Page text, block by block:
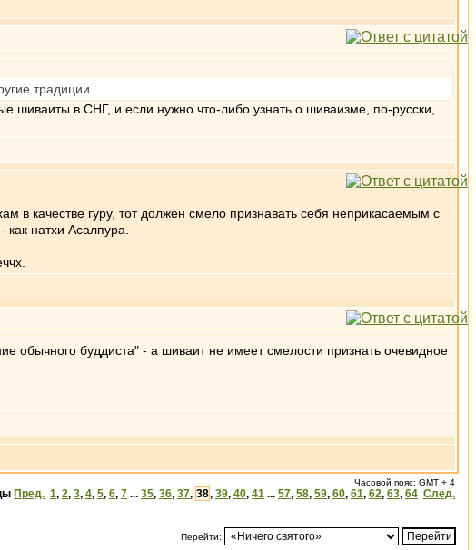
традиции.
шиваиты в СНГ, и если нужно что-либо узнать о шиваизме, по-русски,
в качестве гуру, тот должен смело признавать себя неприкасаемым с
натхи Асалпура.
обычного буддиста" - а шиваит не имеет смелости признать очевидное
Часовой пояс: GMT + 4
Пред. 1, 2, 3, 4, 5, 6, 7 ... 35, 36, 37, 38, 39, 40, 41 ... 57, 58, 59, 60, 61, 62, 63, 64 След.
Перейти: